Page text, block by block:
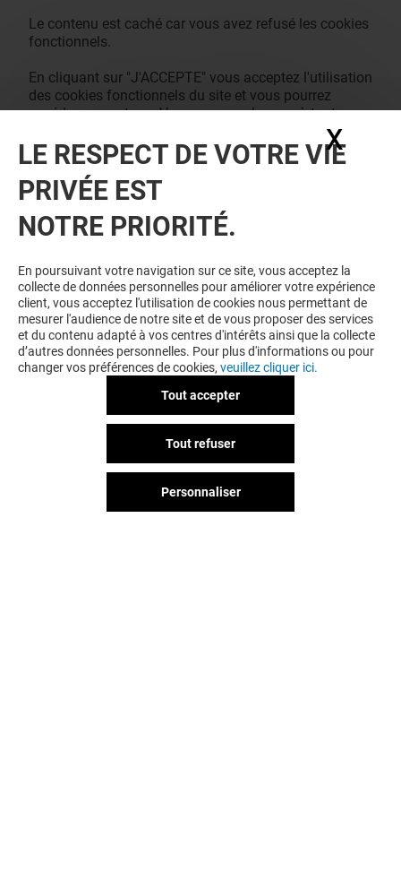
Le contenu est caché car vous avez refusé les cookies
fonctionnels.
En cliquant sur "J'ACCEPTE" vous acceptez l'utilisation
des cookies fonctionnels du site et vous pourrez
accéder au contenu. Vous pouvez changer à tout
moment vos consentements des cookies dans notre
page de management des cookies.
LE RESPECT DE VOTRE VIE
PRIVÉE EST
NOTRE PRIORITÉ.
En poursuivant votre navigation sur ce site, vous acceptez la
collecte de données personnelles pour améliorer votre expérience
client, vous acceptez l'utilisation de cookies nous permettant de
mesurer l'audience de notre site et de vous proposer des services
et du contenu adapté à vos centres d'intérêts ainsi que la collecte
d’autres données personnelles. Pour plus d'informations ou pour
changer vos préférences de cookies, veuillez cliquer ici.
Tout accepter
Tout refuser
Personnaliser
X